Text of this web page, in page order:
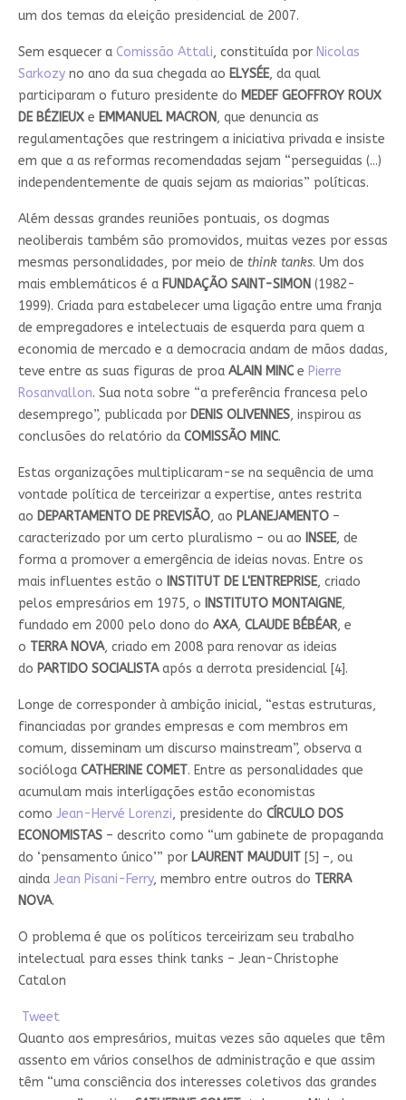
um dos temas da eleição presidencial de 2007.
Sem esquecer a Comissão Attali, constituída por Nicolas
Sarkozyno ano da sua chegada ao ELYSÉE, da qual
participaram o futuro presidente do MEDEF GEOFFROY ROUX
DE BÉZIEUXe EMMANUEL MACRON, que denuncia as
regulamentações que restringem a iniciativa privada e insiste
em que a as reformas recomendadas sejam “perseguidas (...)
independentemente de quais sejam as maiorias” políticas.
Além dessas grandes reuniões pontuais, os dogmas
neoliberais também são promovidos, muitas vezes por essas
mesmas personalidades, por meio de think tanks. Um dos
mais emblemáticos é a FUNDAÇÃO SAINT-SIMON (1982-
1999). Criada para estabelecer uma ligação entre uma franja
de empregadores e intelectuais de esquerda para quem a
economia de mercado e a democracia andam de mãos dadas,
teve entre as suas figuras de proa ALAIN MINCe Pierre
Rosanvallon. Sua nota sobre “a preferência francesa pelo
desemprego”, publicada por DENIS OLIVENNES, inspirou as
conclusões do relatório da COMISSÃO MINC.
Estas organizações multiplicaram-se na sequência de uma
vontade política de terceirizar a expertise, antes restrita
ao DEPARTAMENTO DE PREVISÃO, ao PLANEJAMENTO–
caracterizado por um certo pluralismo – ou ao INSEE, de
forma a promover a emergência de ideias novas. Entre os
mais influentes estão o INSTITUT DE L'ENTREPRISE, criado
pelos empresários em 1975, o INSTITUTO MONTAIGNE,
fundado em 2000 pelo dono do AXA, CLAUDE BÉBÉAR, e
o TERRA NOVA, criado em 2008 para renovar as ideias
do PARTIDO SOCIALISTAapós a derrota presidencial [4].
Longe de corresponder à ambição inicial, “estas estruturas,
financiadas por grandes empresas e com membros em
comum, disseminam um discurso mainstream”, observa a
socióloga CATHERINE COMET. Entre as personalidades que
acumulam mais interligações estão economistas
como Jean-Hervé Lorenzi, presidente do CÍRCULO DOS
ECONOMISTAS– descrito como “um gabinete de propaganda
do ‘pensamento único’” por LAURENT MAUDUIT[5] –, ou
ainda Jean Pisani-Ferry, membro entre outros do TERRA
NOVA.
O problema é que os políticos terceirizam seu trabalho
intelectual para esses think tanks – Jean-Christophe
Catalon
Tweet
Quanto aos empresários, muitas vezes são aqueles que têm
assento em vários conselhos de administração e que assim
têm “uma consciência dos interesses coletivos das grandes